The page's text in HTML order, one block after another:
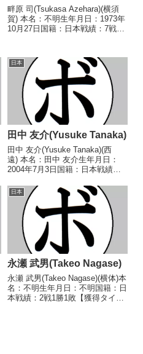
畔原 司(Tsukasa Azehara)(横須
賀) 本名：不明生年月日：1973年
10月27日国籍：日本戦績：7戦2
○1RKO 野本 貴博(拳
誠)2002/03/1...
日本
田中 友介(Yusuke Tanaka)
田中 友介(Yusuke Tanaka)(西
遠) 本名：田中 友介生年月日：
2004年7月3日国籍：日本戦績：7
ル】2024年度中日本ライト級新
人王 【戦歴】2023/10/08
○3RTKO 石原 蒼...
日本
永瀬 武男(Takeo Nagase)
永瀬 武男(Takeo Nagase)(横体)本
名：不明生年月日：不明国籍：日
本戦績：2戦1勝1敗【獲得タイト